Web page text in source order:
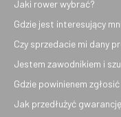
Jaki rower wybrać?
Gdzie jest interesujący
Czy sprzedacie mi dany
Jestem zawodnikiem i
Gdzie powinienem
Jak przedłużyć